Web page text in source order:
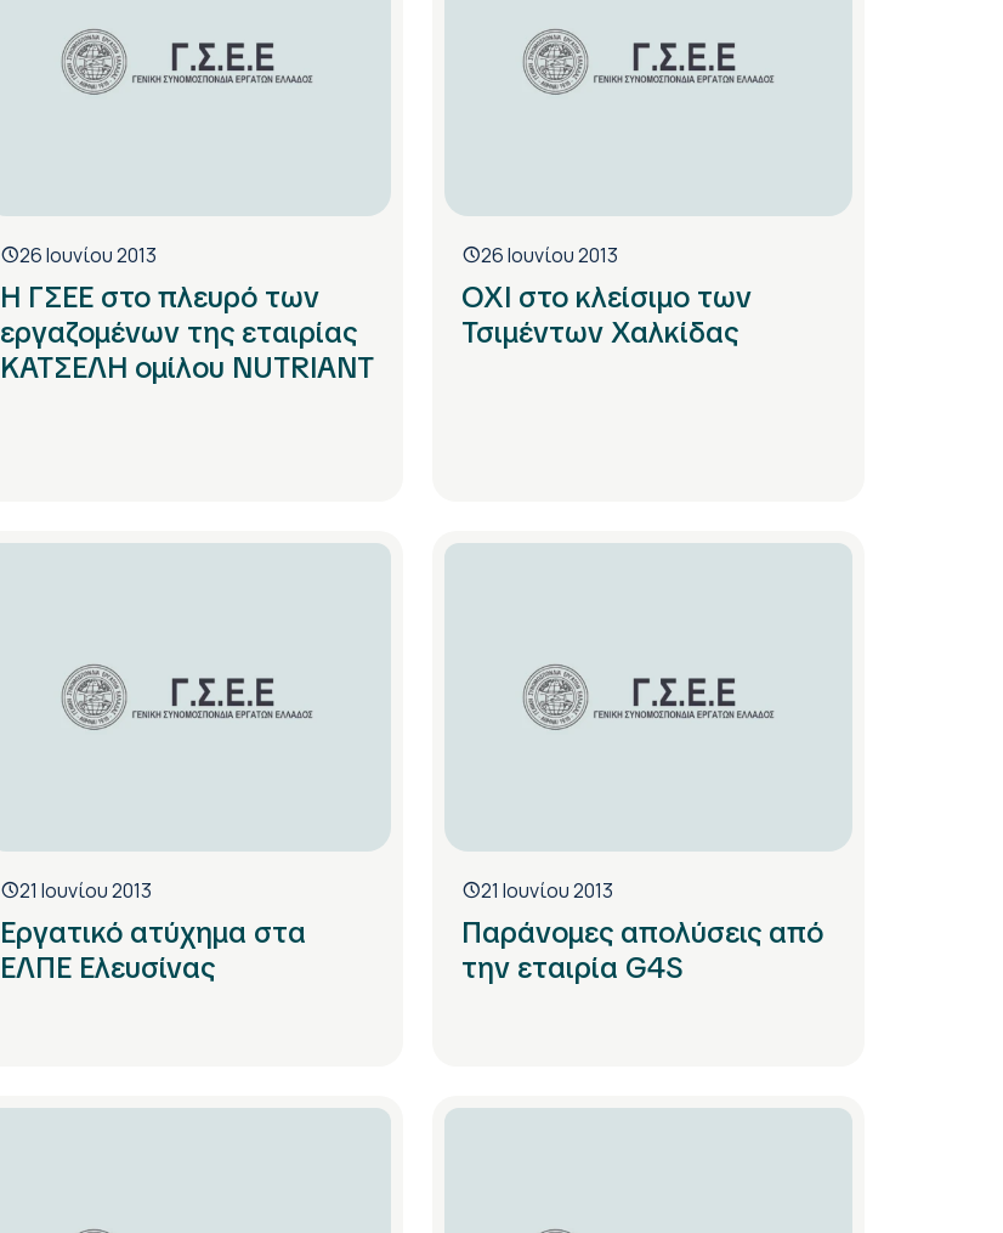
26 Ιουνίου 2013
H ΓΣΕΕ στο πλευρό των
εργαζομένων της εταιρίας
ΚΑΤΣΕΛΗ ομίλου NUTRIANT
26 Ιουνίου 2013
ΟΧΙ στο κλείσιμο των
Τσιμέντων Χαλκίδας
21 Ιουνίου 2013
Εργατικό ατύχημα στα
ΕΛΠΕ Ελευσίνας
21 Ιουνίου 2013
Παράνομες απολύσεις από
την εταιρία G4S